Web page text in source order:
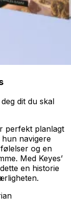
dit du skal
perfekt planlagt
navigere
og en
Med Keyes’
en historie